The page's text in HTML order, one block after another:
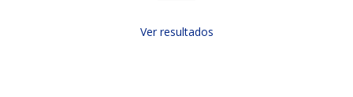
Ver resultados